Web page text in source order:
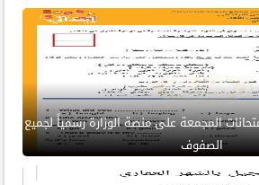
المجمعة على منصة الوزارة رسمياً لجميع
الصفوف